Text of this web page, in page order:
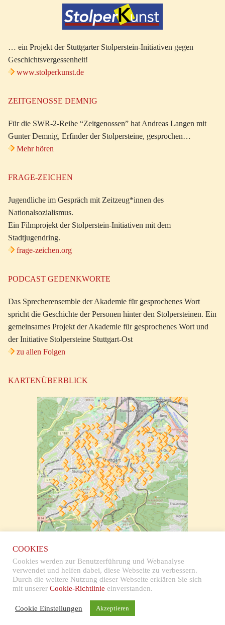
… ein Projekt der Stuttgarter Stolperstein-Initiativen gegen
Geschichtsvergessenheit!
www.stolperkunst.de
ZEITGENOSSE DEMNIG
Für die SWR-2-Reihe “Zeitgenossen” hat Andreas Langen mit
Gunter Demnig, Erfinder der Stolpersteine, gesprochen…
Mehr hören
FRAGE-ZEICHEN
Jugendliche im Gespräch mit Zeitzeug*innen des
Nationalsozialismus.
Ein Filmprojekt der Stolperstein-Initiativen mit dem
Stadtjugendring.
frage-zeichen.org
PODCAST GEDENKWORTE
Das Sprecherensemble der Akademie für gesprochenes Wort
spricht die Geschichte der Personen hinter den Stolpersteinen. Ein
gemeinsames Projekt der Akademie für gesprochenes Wort und
der Initiative Stolpersteine Stuttgart-Ost
zu allen Folgen
KARTENÜBERBLICK
Impressum & Datenschutz
Copyright © 2026 Stolpersteine Stuttgart
COOKIES
Cookies werden zur Benutzerführung und Webanalyse
verwendet und helfen dabei, diese Webseite zu verbessern.
Durch die weitere Nutzung dieser Webseite erklären Sie sich
mit unserer Cookie-Richtlinie einverstanden.
Cookie Einstellungen Akzeptieren